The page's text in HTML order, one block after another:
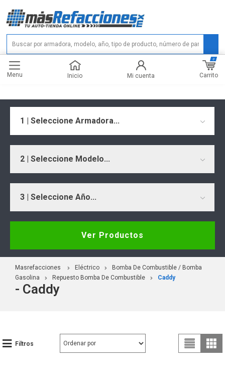
Menu Inicio Mi cuenta Carrito
0
1 | Seleccione Armadora...
2 | Seleccione Modelo...
3 | Seleccione Año...
Ver Productos
Masrefacciones Eléctrico
Bomba De Combustible / Bomba
Gasolina
Repuesto Bomba De Combustible Caddy
- Caddy
Filtros